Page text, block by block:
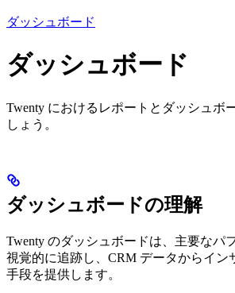
ダッシュボード
ダッシュボード
Twenty におけるレポートとダッシュボ
しょう。
ダッシュボードの理解
Twenty のダッシュボードは、主要なパ
視覚的に追跡し、CRM データからイン
手段を提供します。